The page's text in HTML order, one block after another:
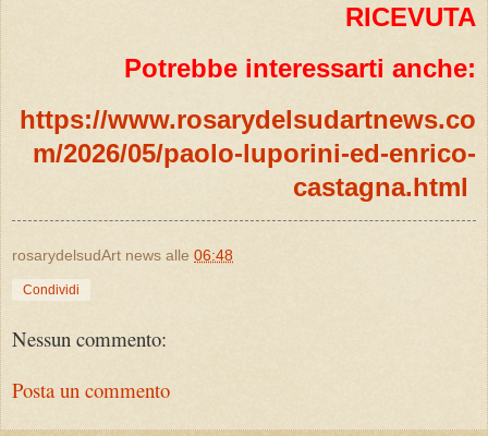
RICEVUTA
Potrebbe interessarti anche:
https://www.rosarydelsudartnews.co
m/2026/05/paolo-luporini-ed-enrico-
castagna.html
rosarydelsudArt news alle 06:48
Condividi
Nessun commento:
Posta un commento